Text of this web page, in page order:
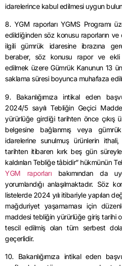
idarelerince kabul edilmesi uygun
8. YGM raporları YGMS Programı
edildiğinden söz konusu raporların ve
ilgili gümrük idaresine ibrazına
beraber, söz konusu rapor ve
edilmek üzere Gümrük Kanunun 13
saklama süresi boyunca muhafaza
9. Bakanlığımıza intikal eden
2024/5 sayılı Tebliğin Geçici
yürürlüğe girdiği tarihten önce çıkış
belgesine bağlanmış veya
idarelerine sunulmuş ürünlerin
tarihten itibaren kırk beş gün
kaldırılan Tebliğe tâbidir” hükmünün
YGM raporlarıbakımından da
yorumlandığı anlaşılmaktadır. Söz
listelerde 2024 yılı itibariyle yapılan
mağduriyet yaşamaması için
maddesi tebliğin yürürlüğe giriş tarihi
tescil edilmiş olan tüm serbest
geçerlidir.
10. Bakanlığımıza intikal eden